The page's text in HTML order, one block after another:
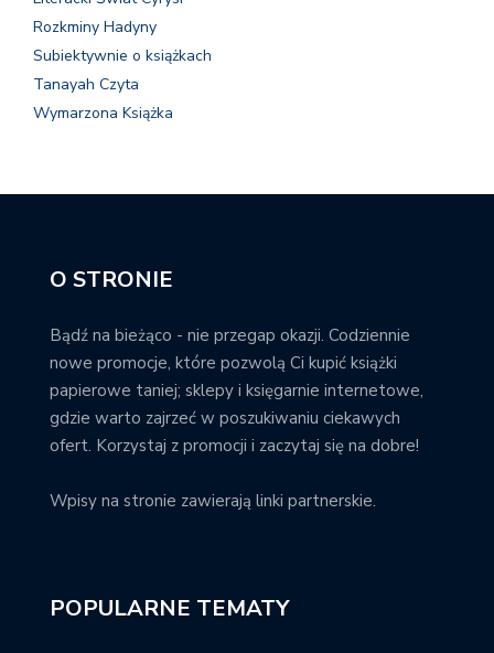
Rozkminy Hadyny
Subiektywnie o książkach
Tanayah Czyta
Wymarzona Książka
O STRONIE
Bądź na bieżąco - nie przegap okazji. Codziennie
nowe promocje, które pozwolą Ci kupić książki
papierowe taniej; sklepy i księgarnie internetowe,
gdzie warto zajrzeć w poszukiwaniu ciekawych
ofert. Korzystaj z promocji i zaczytaj się na dobre!
Wpisy na stronie zawierają linki partnerskie.
POPULARNE TEMATY